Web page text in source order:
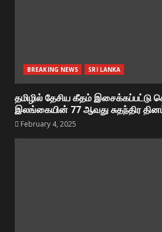
BREAKING NEWS SRI LANKA
தமிழில் தேசிய கீதம் இசைக்கப்பட்டு
இலங்கையின் 77 ஆவது சுதந்திர
February 4, 2025